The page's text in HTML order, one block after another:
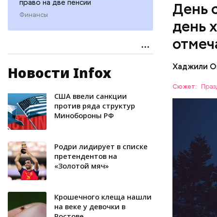
право на две пенсии
Финансы
Новости Infox
США ввели санкции
против ряда структур
Минобороны РФ
Родри лидирует в списке
претендентов на
«Золотой мяч»
Крошечного клеща нашли
на веке у девочки в
День
день
Хаджили
Сюжет:
День
любители
ЕДА